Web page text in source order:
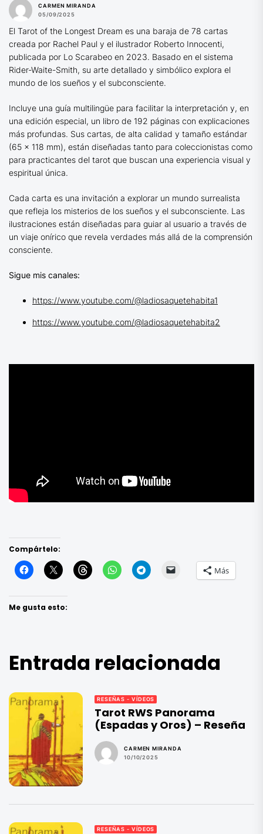
CARMEN MIRANDA
05/09/2025
El Tarot of the Longest Dream es una baraja de 78 cartas
creada por Rachel Paul y el ilustrador Roberto Innocenti,
publicada por Lo Scarabeo en 2023. Basado en el sistema
Rider-Waite-Smith, su arte detallado y simbólico explora el
mundo de los sueños y el subconsciente.
Incluye una guía multilingüe para facilitar la interpretación y, en
una edición especial, un libro de 192 páginas con explicaciones
más profundas. Sus cartas, de alta calidad y tamaño estándar
(65 x 118 mm), están diseñadas tanto para coleccionistas como
para practicantes del tarot que buscan una experiencia visual y
espiritual única.
Cada carta es una invitación a explorar un mundo surrealista
que refleja los misterios de los sueños y el subconsciente. Las
ilustraciones están diseñadas para guiar al usuario a través de
un viaje onírico que revela verdades más allá de la comprensión
consciente.
Sigue mis canales:
https://www.youtube.com/@ladiosaquetehabita1
https://www.youtube.com/@ladiosaquetehabita2
Compártelo:
Más
Me gusta esto:
Entrada relacionada
RESEÑAS - VÍDEOS
Tarot RWS Panorama
(Espadas y Oros) – Reseña
CARMEN MIRANDA
10/10/2025
RESEÑAS - VÍDEOS